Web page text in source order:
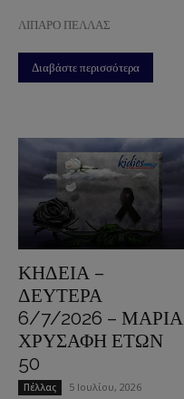
ΛΙΠΑΡΟ ΠΕΛΛΑΣ
Διαβάστε περισσότερα
ΚΗΔΕΙΑ –
ΔΕΥΤΕΡΑ
6/7/2026 – ΜΑΡΙΑ
ΧΡΥΣΑΦΗ ΕΤΩΝ
50
Πέλλας 5 Ιουλίου, 2026